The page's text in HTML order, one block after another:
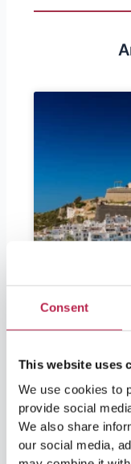
Consent
This website uses
We use cookies to
provide social
We also share
our social media,